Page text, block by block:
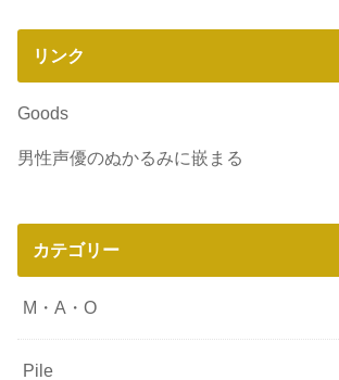
リンク
Goods
男性声優のぬかるみに嵌まる
カテゴリー
M・A・O
Pile